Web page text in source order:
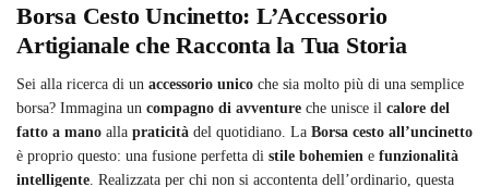
Borsa Cesto Uncinetto: L’Accessorio
Artigianale che Racconta la Tua Storia
Sei alla ricerca di un accessorio unico che sia molto più di una semplice
borsa? Immagina un compagno di avventure che unisce il calore del
fatto a mano alla praticità del quotidiano. La Borsa cesto all’uncinetto
è proprio questo: una fusione perfetta di stile bohemien e funzionalità
intelligente . Realizzata per chi non si accontenta dell’ordinario, questa